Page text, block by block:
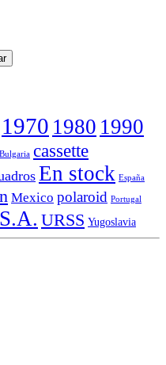
1970 1980 1990
Bulgaria cassette
En stock España
Mexico polaroid Portugal
URSS Yugoslavia